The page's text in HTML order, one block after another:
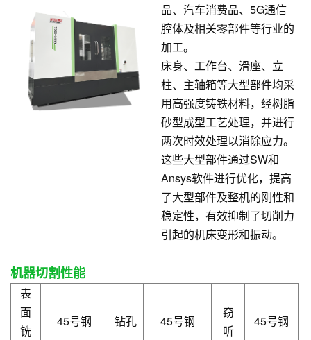
品、汽车消费品、5G通信
腔体及相关零部件等行业的
加工。
床身、工作台、滑座、立
柱、主轴箱等大型部件均采
用高强度铸铁材料，经树脂
砂型成型工艺处理，并进行
两次时效处理以消除应力。
这些大型部件通过SW和
Ansys软件进行优化，提高
了大型部件及整机的刚性和
稳定性，有效抑制了切削力
引起的机床变形和振动。
机器切割性能
表
面
铣
45号钢 钻孔 45号钢
窃
听
45号钢